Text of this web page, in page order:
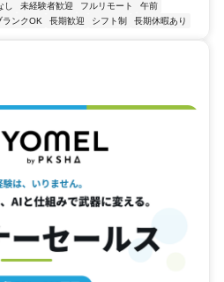
し 未経験者歓迎 フルリモート
午前
ランクOK 長期歓迎 シフト制 長期休暇あり